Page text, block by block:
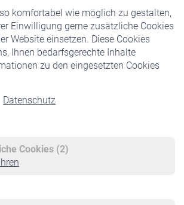
komfortabel wie möglich zu gestalten,
Einwilligung gerne zusätzliche Cookies
Website einsetzen. Diese Cookies
Ihnen bedarfsgerechte Inhalte
zu den eingesetzten Cookies
Datenschutz
Cookies (2)